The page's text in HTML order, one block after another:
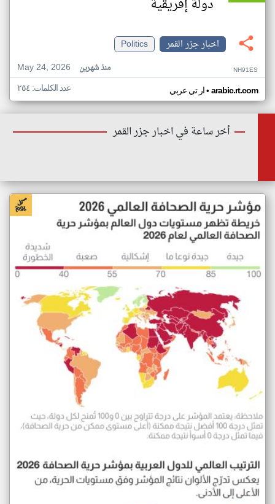
دولة إفريقية
اخبار جزر القمر
Politics
May 24, 2026
منذ شهرين NH91ES
ار تي عربي• arabic.rt.com عدد الكلمات: ٢٥٤
أخر ساعة في اخبار جزر القمر